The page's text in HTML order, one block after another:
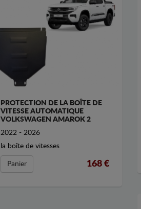
PROTECTION DE LA BOÎTE DE
VITESSE AUTOMATIQUE
VOLKSWAGEN AMAROK 2
2022 - 2026
la boîte de vitesses
Panier 168 €